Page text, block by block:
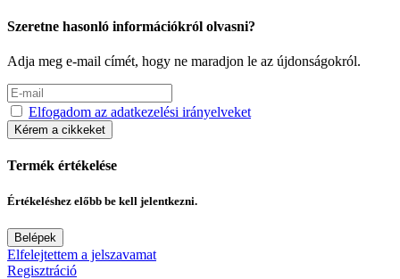
Szeretne hasonló információkról olvasni?
Adja meg e-mail címét, hogy ne maradjon le az újdonságokról.
Elfogadom az adatkezelési irányelveket
Kérem a cikkeket
Termék értékelése
Értékeléshez előbb be kell jelentkezni.
Belépek
Elfelejtettem a jelszavamat
Regisztráció